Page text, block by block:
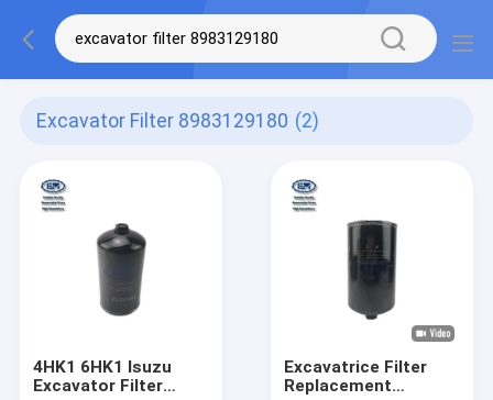
Excavator Filter 8983129180 (2)
4HK1 6HK1 Isuzu
Excavator Filter
Excavatrice Filter
Replacement